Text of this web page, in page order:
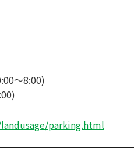
～8:00)
parking.html